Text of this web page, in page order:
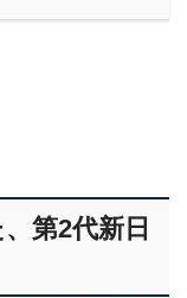
第2代新日